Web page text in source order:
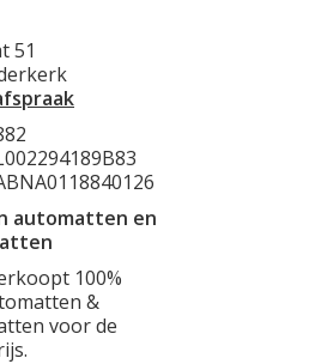
51
automatten en
100%
&
voor de